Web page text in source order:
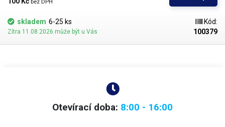
bez DPH
skladem 6-25 ks
Zítra 11.08.2026 může být u Vás
Kód:
100379
Otevírací doba: 8:00 - 16:00